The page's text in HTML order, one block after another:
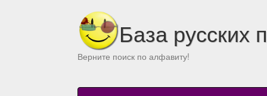
База русских
Верните поиск по алфавиту!